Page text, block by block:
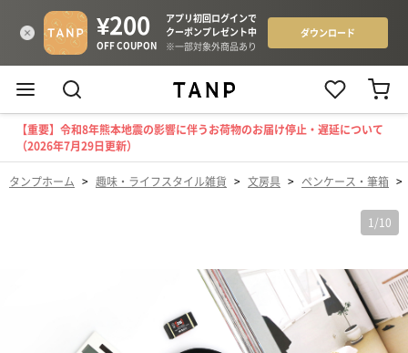
【重要】令和8年熊本地震の影響に伴うお荷物のお届け停止・遅延について
（2026年7月29日更新）
タンプホーム > 趣味・ライフスタイル雑貨 > 文房具 > ペンケース・筆箱 >
1 /10